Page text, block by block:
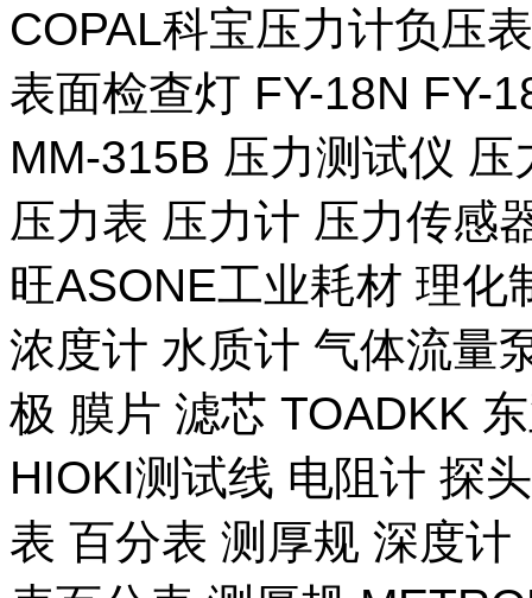
COPAL科宝压力计负压
表面检查灯 FY-18N FY-
MM-315B 压力测试仪
压力表 压力计 压力传感
旺ASONE工业耗材 理化
浓度计 水质计 气体流量
极 膜片 滤芯 TOADKK
HIOKI测试线 电阻计 探
表 百分表 测厚规 深度